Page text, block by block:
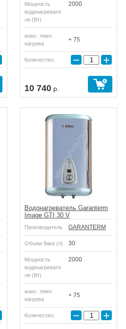
Мощность
водонагревате
ля (Вт)
2000
макс. темп.
нагрева
+ 75
Количество: − +
10 740 р.
Водонагреватель Garanterm
Image GTI 30 V
Производитель GARANTERM
Объем бака (л) 30
Мощность
водонагревате
ля (Вт)
2000
макс. темп.
нагрева
+ 75
Количество: − +